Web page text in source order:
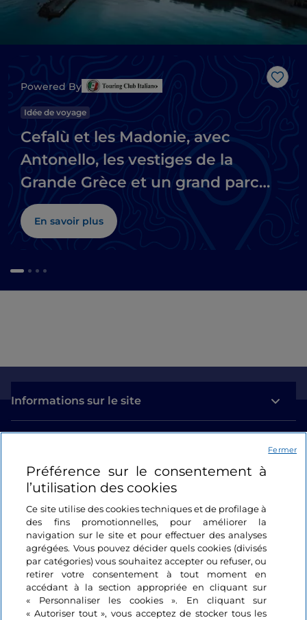
Powered By
Idée de voyage
Cefalù et les Madonie, avec
Antonello, les vestiges de la
Grande Grèce et un grand parc
naturel
En savoir plus
Informations sur le site
Se connecter
Suivez-nous
Préférence sur le consentement à
l’utilisation des cookies
Ce site utilise des cookies techniques et de profilage à
des fins promotionnelles, pour améliorer la
navigation sur le site et pour effectuer des analyses
agrégées. Vous pouvez décider quels cookies (divisés
par catégories) vous souhaitez accepter ou refuser, ou
retirer votre consentement à tout moment en
accédant à la section appropriée en cliquant sur
« Personnaliser les cookies ». En cliquant sur
« Autoriser tout », vous acceptez de stocker tous les
Fermer